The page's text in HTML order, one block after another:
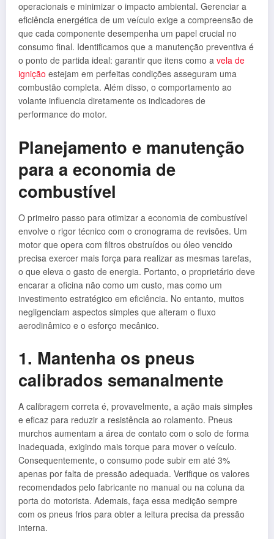
operacionais e minimizar o impacto ambiental. Gerenciar a
eficiência energética de um veículo exige a compreensão de
que cada componente desempenha um papel crucial no
consumo final. Identificamos que a manutenção preventiva é
o ponto de partida ideal: garantir que itens como a vela de
ignição estejam em perfeitas condições asseguram uma
combustão completa. Além disso, o comportamento ao
volante influencia diretamente os indicadores de
performance do motor.
Planejamento e manutenção
para a economia de
combustível
O primeiro passo para otimizar a economia de combustível
envolve o rigor técnico com o cronograma de revisões. Um
motor que opera com filtros obstruídos ou óleo vencido
precisa exercer mais força para realizar as mesmas tarefas,
o que eleva o gasto de energia. Portanto, o proprietário deve
encarar a oficina não como um custo, mas como um
investimento estratégico em eficiência. No entanto, muitos
negligenciam aspectos simples que alteram o fluxo
aerodinâmico e o esforço mecânico.
1. Mantenha os pneus
calibrados semanalmente
A calibragem correta é, provavelmente, a ação mais simples
e eficaz para reduzir a resistência ao rolamento. Pneus
murchos aumentam a área de contato com o solo de forma
inadequada, exigindo mais torque para mover o veículo.
Consequentemente, o consumo pode subir em até 3%
apenas por falta de pressão adequada. Verifique os valores
recomendados pelo fabricante no manual ou na coluna da
porta do motorista. Ademais, faça essa medição sempre
com os pneus frios para obter a leitura precisa da pressão
interna.